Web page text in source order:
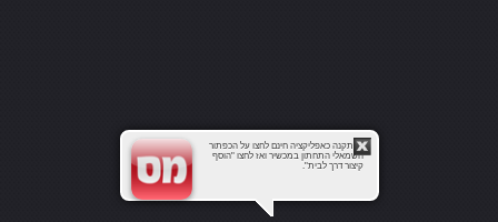
להתקנה כאפליקציה חינם לחצו על הכפתור
השמאלי התחתון במכשיר ואז לחצו "הוסף
קיצור דרך לבית".